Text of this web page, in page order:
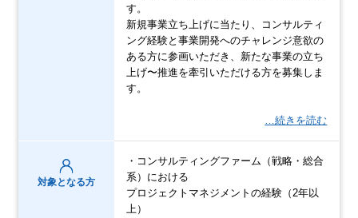
す。
新規事業立ち上げに当たり、コンサルティ
ング経験と事業開発へのチャレンジ意欲の
ある方に参画いただき、新たな事業の立ち
上げ〜推進を牽引いただける方を募集しま
す。
…続きを読む
対象となる方
・コンサルティングファーム（戦略・総合
系）における
プロジェクトマネジメントの経験（2年以
上）